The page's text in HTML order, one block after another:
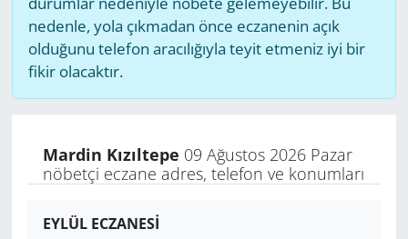
nedenle, yola çıkmadan önce eczanenin açık
olduğunu telefon aracılığıyla teyit etmeniz iyi bir
fikir olacaktır.
Mardin Kızıltepe 09 Ağustos 2026 Pazar
nöbetçi eczane adres, telefon ve konumları
EYLÜL ECZANESİ
RESMİ İLANLAR
SAĞLIK
SPOR
Yerel